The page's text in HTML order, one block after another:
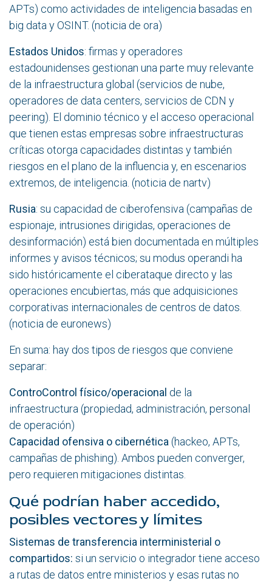
APTs) como actividades de inteligencia basadas en
big data y OSINT. (noticia de ora)
Estados Unidos: firmas y operadores
estadounidenses gestionan una parte muy relevante
de la infraestructura global (servicios de nube,
operadores de data centers, servicios de CDN y
peering). El dominio técnico y el acceso operacional
que tienen estas empresas sobre infraestructuras
críticas otorga capacidades distintas y también
riesgos en el plano de la influencia y, en escenarios
extremos, de inteligencia. (noticia de nartv)
Rusia: su capacidad de ciberofensiva (campañas de
espionaje, intrusiones dirigidas, operaciones de
desinformación) está bien documentada en múltiples
informes y avisos técnicos; su modus operandi ha
sido históricamente el ciberataque directo y las
operaciones encubiertas, más que adquisiciones
corporativas internacionales de centros de datos.
(noticia de euronews)
En suma: hay dos tipos de riesgos que conviene
separar:
ControControl físico/operacional de la
infraestructura (propiedad, administración, personal
de operación)
Capacidad ofensiva o cibernética(hackeo, APTs,
campañas de phishing). Ambos pueden converger,
pero requieren mitigaciones distintas.
Qué podrían haber accedido,
posibles vectores y límites
Sistemas de transferencia interministerial o
compartidos: si un servicio o integrador tiene acceso
a rutas de datos entre ministerios y esas rutas no